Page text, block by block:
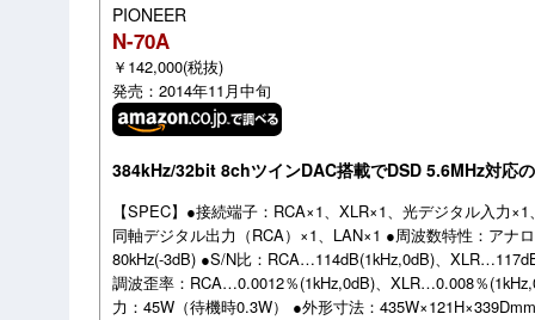
PIONEER
N-70A
￥142,000(税抜)
発売：2014年11月中旬
384kHz/32bit 8chツインDAC搭載でDSD 5.6MHz対応
【SPEC】●接続端子：RCA×1、XLR×1、光デジタル入力
同軸デジタル出力（RCA）×1、LAN×1 ●周波数特性：アナ
80kHz(-3dB) ●S/N比：RCA…114dB(1kHz,0dB)、
調波歪率：RCA…0.0012％(1kHz,0dB)、XLR…0.008％
力：45W（待機時0.3W） ●外形寸法：